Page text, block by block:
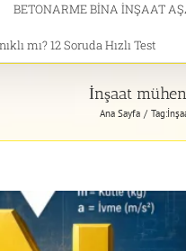
BETONARME BİNA İNŞAAT
mı? 12 Soruda Hızlı Test
İnşaat
Ana Sayfa Tag: